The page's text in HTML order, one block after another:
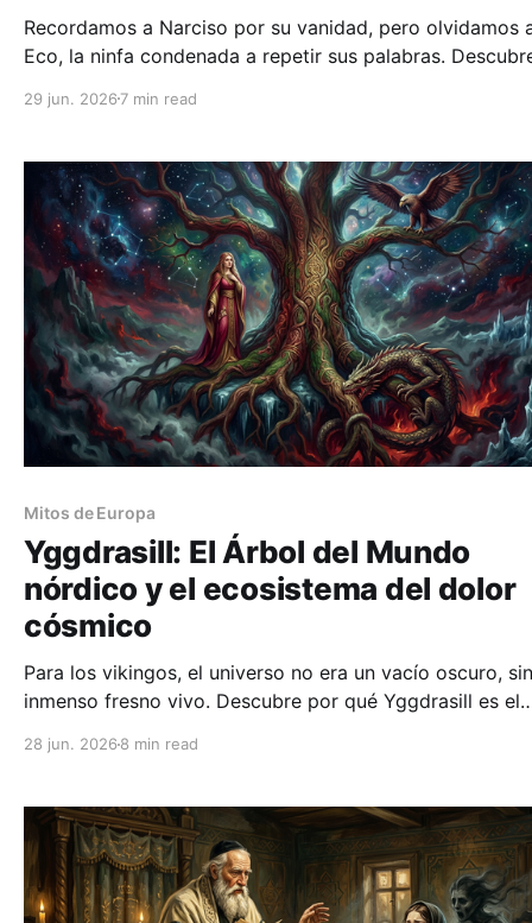
Recordamos a Narciso por su vanidad, pero olvidamos
Eco, la ninfa condenada a repetir sus palabras.
propia.
29 jun. 2026 7 min read
Mitos de Europa
Yggdrasill: El Árbol del Mundo
nórdico y el ecosistema del dolor
cósmico
Para los vikingos, el universo no era un vacío oscuro,
inmenso fresno vivo. Descubre por qué Yggdrasill es el
28 jun. 2026 8 min read